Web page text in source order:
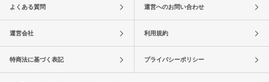
よくある質問 運営へのお問い合わせ
運営会社 利用規約
特商法に基づく表記 プライバシーポリシー